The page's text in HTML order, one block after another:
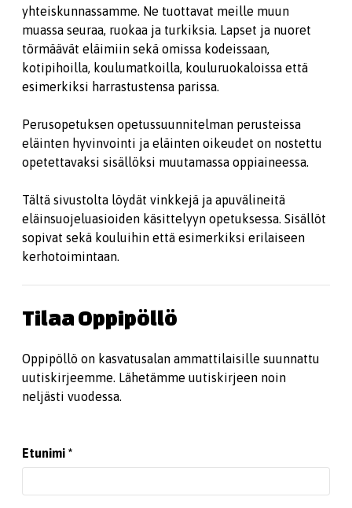
yhteiskunnassamme. Ne tuottavat meille muun
muassa seuraa, ruokaa ja turkiksia. Lapset ja nuoret
törmäävät eläimiin sekä omissa kodeissaan,
kotipihoilla, koulumatkoilla, kouluruokaloissa että
esimerkiksi harrastustensa parissa.
Perusopetuksen opetussuunnitelman perusteissa
eläinten hyvinvointi ja eläinten oikeudet on nostettu
opetettavaksi sisällöksi muutamassa oppiaineessa.
Tältä sivustolta löydät vinkkejä ja apuvälineitä
eläinsuojeluasioiden käsittelyyn opetuksessa. Sisällöt
sopivat sekä kouluihin että esimerkiksi erilaiseen
kerhotoimintaan.
Tilaa Oppipöllö
Oppipöllö on kasvatusalan ammattilaisille suunnattu
uutiskirjeemme. Lähetämme uutiskirjeen noin
neljästi vuodessa.
Etunimi